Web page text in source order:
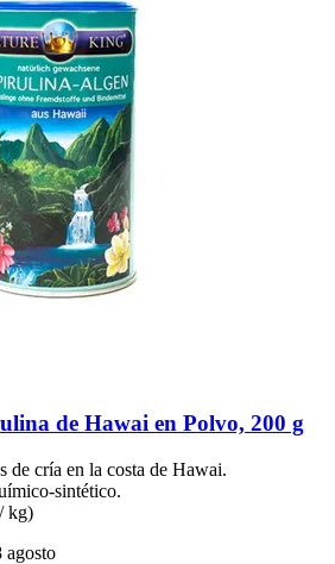
de Hawai en Polvo, 200 g
de cría en la costa de Hawai.
sintético.
kg)
agosto